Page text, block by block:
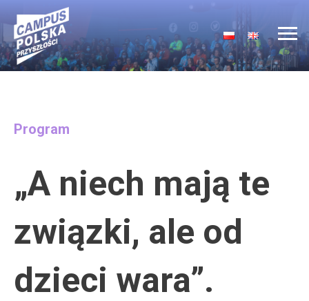
Main Navigation
Program
„A niech mają te
związki, ale od
dzieci wara”.